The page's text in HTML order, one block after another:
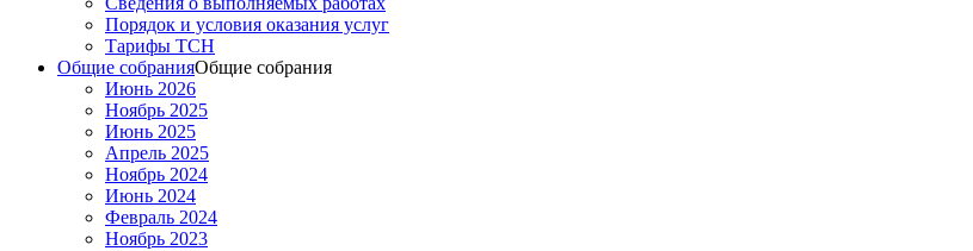
Порядок и условия оказания услуг
Тарифы ТСН
Общие собранияОбщие собрания
Июнь 2026
Ноябрь 2025
Июнь 2025
Апрель 2025
Ноябрь 2024
Июнь 2024
Февраль 2024
Ноябрь 2023